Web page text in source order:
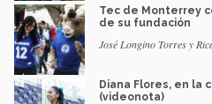
Tec de Monterrey
de su fundación
José Longino Torres y
Diana Flores, en la
(videonota)